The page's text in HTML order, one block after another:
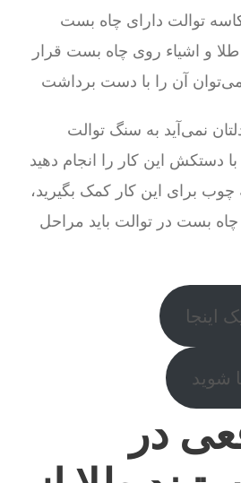
توالت دارای چاه بست
طلا و اشیاء روی چاه بست قرار
آن را با دست برداشت
نمی‌آید به سنگ توالت
دستکش این کار را انجام دهید
چوب برای این کار کمک بگیرید،
بست در توالت باید مراحل
اینجا
شوید
در